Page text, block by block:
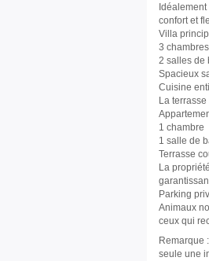
confort et
Villa
3 chambres
2 salles de
Spacieux
Cuisine
La
1 chambre
1 salle de
Terrasse
La
Parking
Animaux
ceux qui
Remarque
seule une